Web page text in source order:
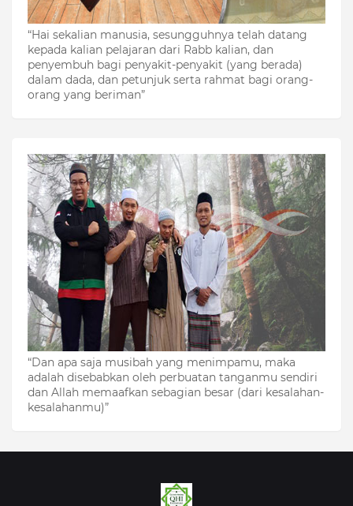
“Hai sekalian manusia, sesungguhnya telah datang
kepada kalian pelajaran dari Rabb kalian, dan
penyembuh bagi penyakit-penyakit (yang berada)
dalam dada, dan petunjuk serta rahmat bagi orang-
orang yang beriman”
“Dan apa saja musibah yang menimpamu, maka
adalah disebabkan oleh perbuatan tanganmu sendiri
dan Allah memaafkan sebagian besar (dari kesalahan-
kesalahanmu)”